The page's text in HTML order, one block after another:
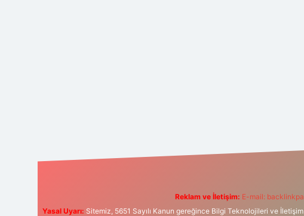
Reklam ve İletişim: E-mail:
Yasal Uyarı: Sitemiz, 5651 Sayılı Kanun gereğince Bilgi Teknolojileri ve